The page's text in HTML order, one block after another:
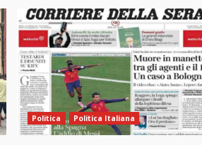
Politica Politica Italiana